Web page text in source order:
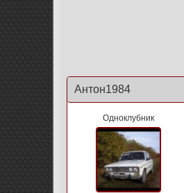
Антон1984
Одноклубник